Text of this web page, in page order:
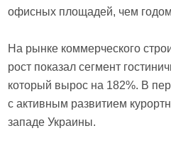
офисных площадей, чем
На рынке коммерческого
рост показал сегмент
который вырос на 182%. В
с активным развитием
западе Украины.